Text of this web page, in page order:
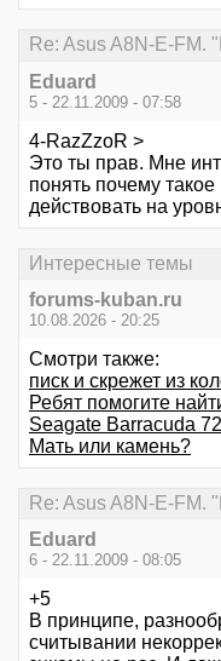
Re: Asus A8N-E-FM.
Eduard
5 - 22.11.2009 - 07:58
4-RazZzoR >
Это ты прав. Мне
понять почему
действовать на
Интересные темы
forums-kuban.ru
10.08.2026 - 20:25
Смотри также:
писк и скрежет из
Ребят помогите
Seagate Barracuda
Мать или камень?
Re: Asus A8N-E-FM.
Eduard
6 - 22.11.2009 - 08:05
+5
В принципе,
считывании